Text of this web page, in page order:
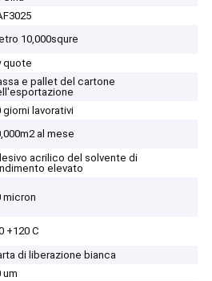
10,000squre
quote
e pallet del cartone
giorni lavorativi
al mese
acrilico del solvente di
elevato
micron
+120 C
di liberazione bianca
um